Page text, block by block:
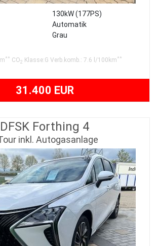
130kW (177PS)
Automatik
Grau
** CO2 Klasse:G Verb.komb.: 7.6 l/100km **
31.400 EUR
DFSK Forthing 4
inkl. Autogasanlage